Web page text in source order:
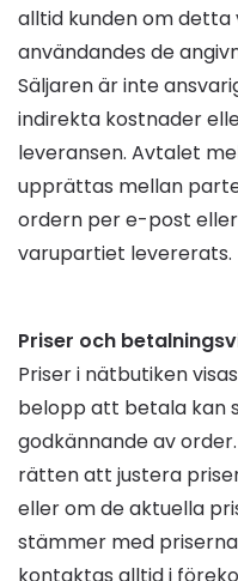
alltid kunden om
användandes de
Säljaren är inte
indirekta kostnader
leveransen. Avtalet
upprättas mellan
ordern per e-post
varupartiet levererats.
Priser och
Priser i nätbutiken
belopp att betala kan
godkännande av
rätten att justera
eller om de aktuella
stämmer med